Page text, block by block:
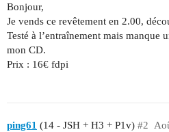
Bonjour,
Je vends ce revêtement en 2.00,
Testé à l’entraînement mais manque
mon CD.
Prix : 16€ fdpi
ping61 (14 - JSH + H3 + P1v) #2